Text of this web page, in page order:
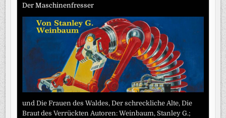
Der Maschinenfresser
und Die Frauen des Waldes, Der schreckliche Alte, Die
Braut des Verrückten Autoren: Weinbaum, Stanley G.;